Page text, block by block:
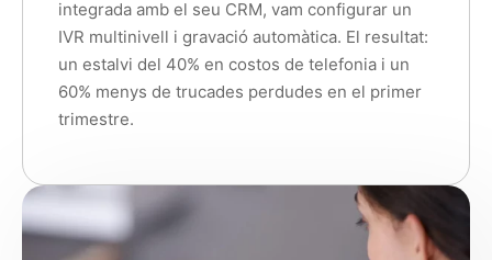
integrada amb el seu CRM, vam configurar un
IVR multinivell i gravació automàtica. El resultat:
un estalvi del 40% en costos de telefonia i un
60% menys de trucades perdudes en el primer
trimestre.